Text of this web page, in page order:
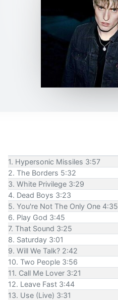
1. Hypersonic Missiles 3:57
2. The Borders 5:32
3. White Privilege 3:29
4. Dead Boys 3:23
5. You're Not The Only One 4:35
6. Play God 3:45
7. That Sound 3:25
8. Saturday 3:01
9. Will We Talk? 2:42
10. Two People 3:56
11. Call Me Lover 3:21
12. Leave Fast 3:44
13. Use (Live) 3:31